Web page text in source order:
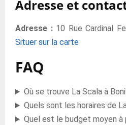
Adresse et
Adresse :10 Rue Cardinal
Situer sur la carte
FAQ
Où se trouve La Scala à
Quels sont les horaires de
Quel est le budget moyen à